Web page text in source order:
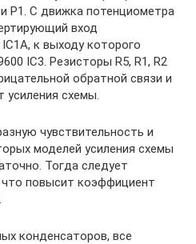
P1. С движка потенциометра
вход
к выходу которого
IC3. Резисторы R5, R1, R2
обратной связи и
схемы.
чувствительность и
моделей усиления схемы
Тогда следует
повысит коэффициент
конденсаторов, все